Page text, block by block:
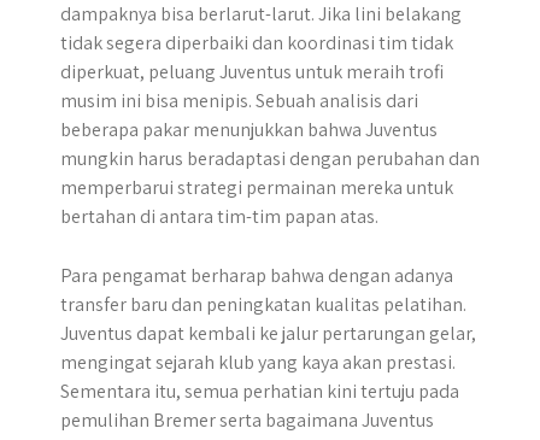
dampaknya bisa berlarut-larut.​ Jika lini belakang
tidak segera diperbaiki dan koordinasi tim tidak
diperkuat, peluang Juventus untuk meraih trofi
musim ini bisa menipis. Sebuah analisis dari
beberapa pakar menunjukkan bahwa Juventus
mungkin harus beradaptasi dengan perubahan dan
memperbarui strategi permainan mereka untuk
bertahan di antara tim-tim papan atas.
Para pengamat berharap bahwa dengan adanya
transfer baru dan peningkatan kualitas pelatihan.
Juventus dapat kembali ke jalur pertarungan gelar,
mengingat sejarah klub yang kaya akan prestasi.
Sementara itu, semua perhatian kini tertuju pada
pemulihan Bremer serta bagaimana Juventus